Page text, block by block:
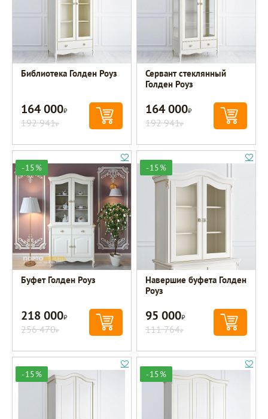
Библиотека Голден Роуз
164 000Р
192 941Р
Сервант стеклянный
Голден Роуз
164 000Р
192 941Р
-15%
Буфет Голден Роуз
218 000Р
256 470Р
-15%
Навершие буфета Голден
Роуз
95 000Р
111 764Р
-15% -15%